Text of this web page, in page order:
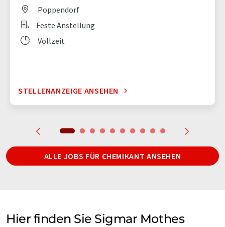
Poppendorf
Feste Anstellung
Vollzeit
STELLENANZEIGE ANSEHEN
ALLE JOBS FÜR CHEMIKANT ANSEHEN
Hier finden Sie Sigmar Mothes